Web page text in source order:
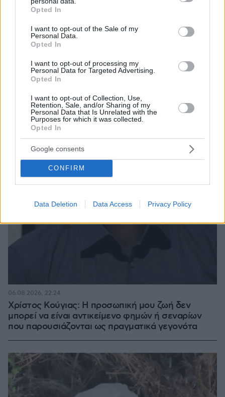
grant or deny consent to Google and its third-party tags to
use your data for below specified purposes in below Google
consent section.
Opted In
I want to opt-out of the Sale of my
Personal Data.
Opted In
I want to opt-out of processing my
Personal Data for Targeted Advertising.
Opted In
I want to opt-out of Collection, Use,
Retention, Sale, and/or Sharing of my
Personal Data that Is Unrelated with the
Purposes for which it was collected.
Opted In
Google consents
CONFIRM
Data Deletion Data Access Privacy Policy
Στη ΓΑΔΑ κρατείται η 46χρονη που κατηγορείται
για την επίθεση στη Marfin, δείτε βίντεο και
φωτογραφίες
06.08.2026, 23:17
Χρίστος Κούγιας: Η προσωπική μου ζωή δεν
μπορεί να είναι αντικείμενο φημών ή σεναρίων
που παρουσιάζονται ως πραγματικά γεγονότα
06.08.2026, 22:24